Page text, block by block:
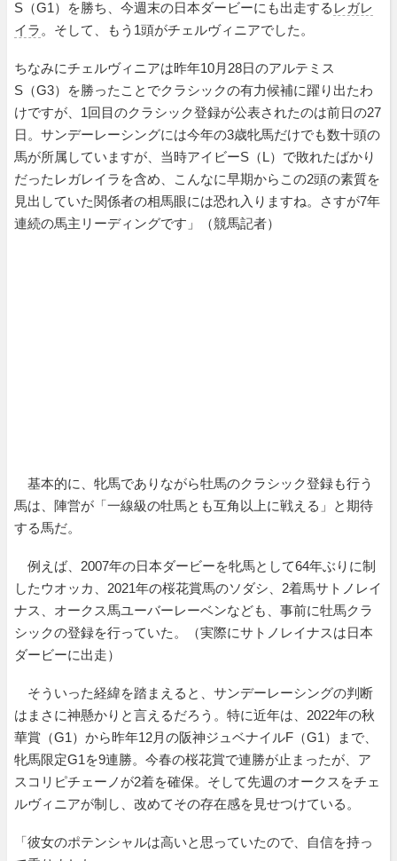
S（G1）を勝ち、今週末の日本ダービーにも出走する レガレ
イラ 。そして、もう1頭がチェルヴィニアでした。
ちなみにチェルヴィニアは昨年10月28日のアルテミス
S（G3）を勝ったことでクラシックの有力候補に躍り出たわ
けですが、1回目のクラシック登録が公表されたのは前日の27
日。サンデーレーシングには今年の3歳牝馬だけでも数十頭の
馬が所属していますが、当時アイビーS（L）で敗れたばかり
だったレガレイラを含め、こんなに早期からこの2頭の素質を
見出していた関係者の相馬眼には恐れ入りますね。さすが7年
連続の馬主リーディングです」（競馬記者）
基本的に、牝馬でありながら牡馬のクラシック登録も行う
馬は、陣営が「一線級の牡馬とも互角以上に戦える」と期待
する馬だ。
例えば、2007年の日本ダービーを牝馬として64年ぶりに制
したウオッカ、2021年の桜花賞馬のソダシ、2着馬サトノレイ
ナス、オークス馬ユーバーレーベンなども、事前に牡馬クラ
シックの登録を行っていた。（実際にサトノレイナスは日本
ダービーに出走）
そういった経緯を踏まえると、サンデーレーシングの判断
はまさに神懸かりと言えるだろう。特に近年は、2022年の秋
華賞（G1）から昨年12月の阪神ジュベナイルF（G1）まで、
牝馬限定G1を9連勝。今春の桜花賞で連勝が止まったが、ア
スコリピチェーノが2着を確保。そして先週のオークスをチェ
ルヴィニアが制し、改めてその存在感を見せつけている。
「彼女のポテンシャルは高いと思っていたので、自信を持っ